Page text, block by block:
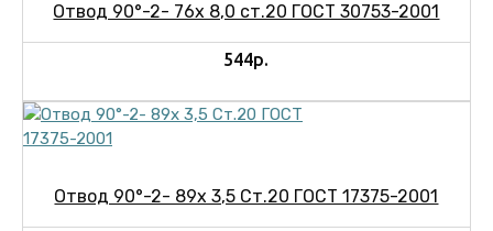
Отвод 90°-2- 76х 8,0 ст.20 ГОСТ 30753-2001
544р.
Отвод 90°-2- 89х 3,5 Ст.20 ГОСТ 17375-2001